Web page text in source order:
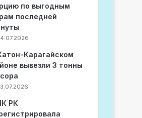
по выгодным
последней
Карагайском
вывезли 3 тонны
РК